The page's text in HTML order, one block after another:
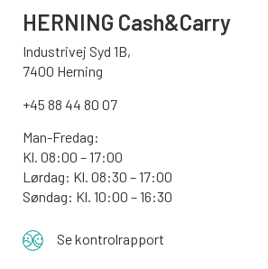
HERNING Cash&Carry
Industrivej Syd 1B,
7400 Herning
+45 88 44 80 07
Man-Fredag:
Kl. 08:00 – 17:00
Lørdag: Kl. 08:30 – 17:00
Søndag: Kl. 10:00 – 16:30
Se kontrolrapport